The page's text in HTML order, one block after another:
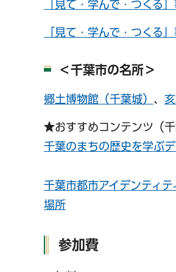
「見て・学んで・つくる
「見て・学んで・つくる
＜千葉市の名所＞
郷土博物館（千葉城） 、
★おすすめコンテンツ（
千葉のまちの歴史を学ぶ
千葉市都市アイデンティ
場所
参加費